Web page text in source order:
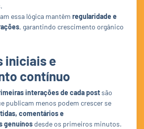
essa lógica mantêm regularidade e
, garantindo crescimento orgânico
iniciais e
contínuo
interações de cada postsão
publicam menos podem crescer se
comentários e
genuínos desde os primeiros minutos.